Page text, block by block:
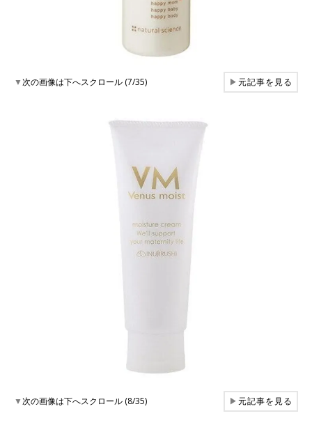
▼次の画像は下へスクロール (7/35) ▶元記事を見る
▼次の画像は下へスクロール (8/35) ▶元記事を見る